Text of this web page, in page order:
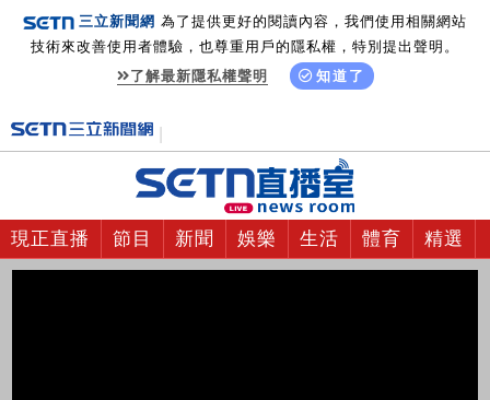
三立新聞網 為了提供更好的閱讀內容，我們使用相關網站
技術來改善使用者體驗，也尊重用戶的隱私權，特別提出聲明。
了解最新隱私權聲明
知道了
現正直播 節目 新聞 娛樂 生活 體育 精選